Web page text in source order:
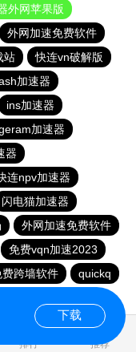
外网苹果版
外网加速免费软件
站
快连vn破解版
加速器
ins加速器
加速器
器
连npv加速器
闪电猫加速器
外网加速免费软件
免费vqn加速2023
费跨墙软件
quickq
排行 推荐
下载
1.483978s